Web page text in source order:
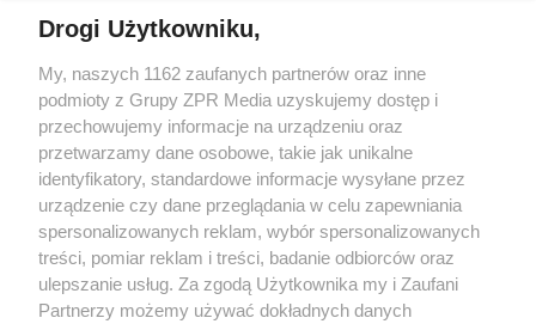
Żaden utwór zamieszczony w serwisie nie może być powielany i
rozpowszechniany lub dalej rozpowszechniany w jakikolwiek sposób
(w tym także elektroniczny lub mechaniczny) na jakimkolwiek polu
eksploatacji w jakiejkolwiek formie, włącznie z umieszczaniem w
Internecie bez pisemnej zgody właściciela praw. Jakiekolwiek użycie
lub wykorzystanie utworów w całości lub w części z naruszeniem
prawa, tzn. bez właściwej zgody, jest zabronione pod groźbą kary i
może być ścigane prawnie.
Drogi Użytkowniku,
My, naszych 1162 zaufanych partnerów oraz inne
podmioty z Grupy ZPR Media uzyskujemy dostęp i
przechowujemy informacje na urządzeniu oraz
przetwarzamy dane osobowe, takie jak unikalne
identyfikatory, standardowe informacje wysyłane przez
urządzenie czy dane przeglądania w celu zapewniania
spersonalizowanych reklam, wybór spersonalizowanych
treści, pomiar reklam i treści, badanie odbiorców oraz
ulepszanie usług. Za zgodą Użytkownika my i Zaufani
Partnerzy możemy używać dokładnych danych